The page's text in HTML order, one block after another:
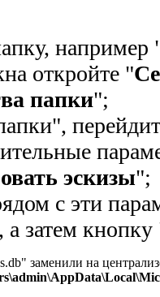
откройте "
папки";
эскизы";
с эти
затем
заменили на